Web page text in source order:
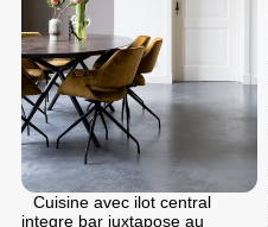
Cuisine avec ilot central
integre bar juxtapose au